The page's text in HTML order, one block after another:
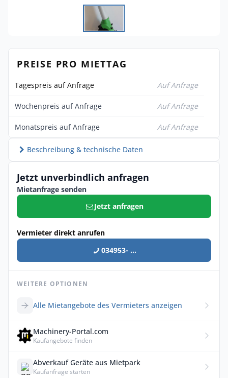
PREISE PRO MIETTAG
Tagespreis auf Anfrage Auf Anfrage
Wochenpreis auf Anfrage Auf Anfrage
Monatspreis auf Anfrage Auf Anfrage
Beschreibung & technische Daten
Jetzt unverbindlich anfragen
Mietanfrage senden
Jetzt anfragen
Vermieter direkt anrufen
034953- ...
WEITERE OPTIONEN
Alle Mietangebote des Vermieters anzeigen
Machinery-Portal.com
Kaufangebote finden
Abverkauf Geräte aus Mietpark
Kaufanfrage starten